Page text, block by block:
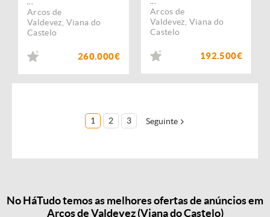
Arcos de
Valdevez Viana do
Castelo
260.000€
Arcos de
Valdevez Viana do
Castelo
192.500€
1 2 3 Seguinte
No HáTudo temos as melhores ofertas de anúncios em
Arcos de Valdevez (Viana do Castelo)